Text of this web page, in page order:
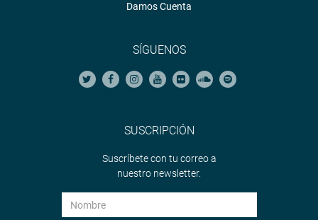
Damos Cuenta
SÍGUENOS
SUSCRIPCIÓN
Suscríbete con tu correo a
nuestro newsletter.